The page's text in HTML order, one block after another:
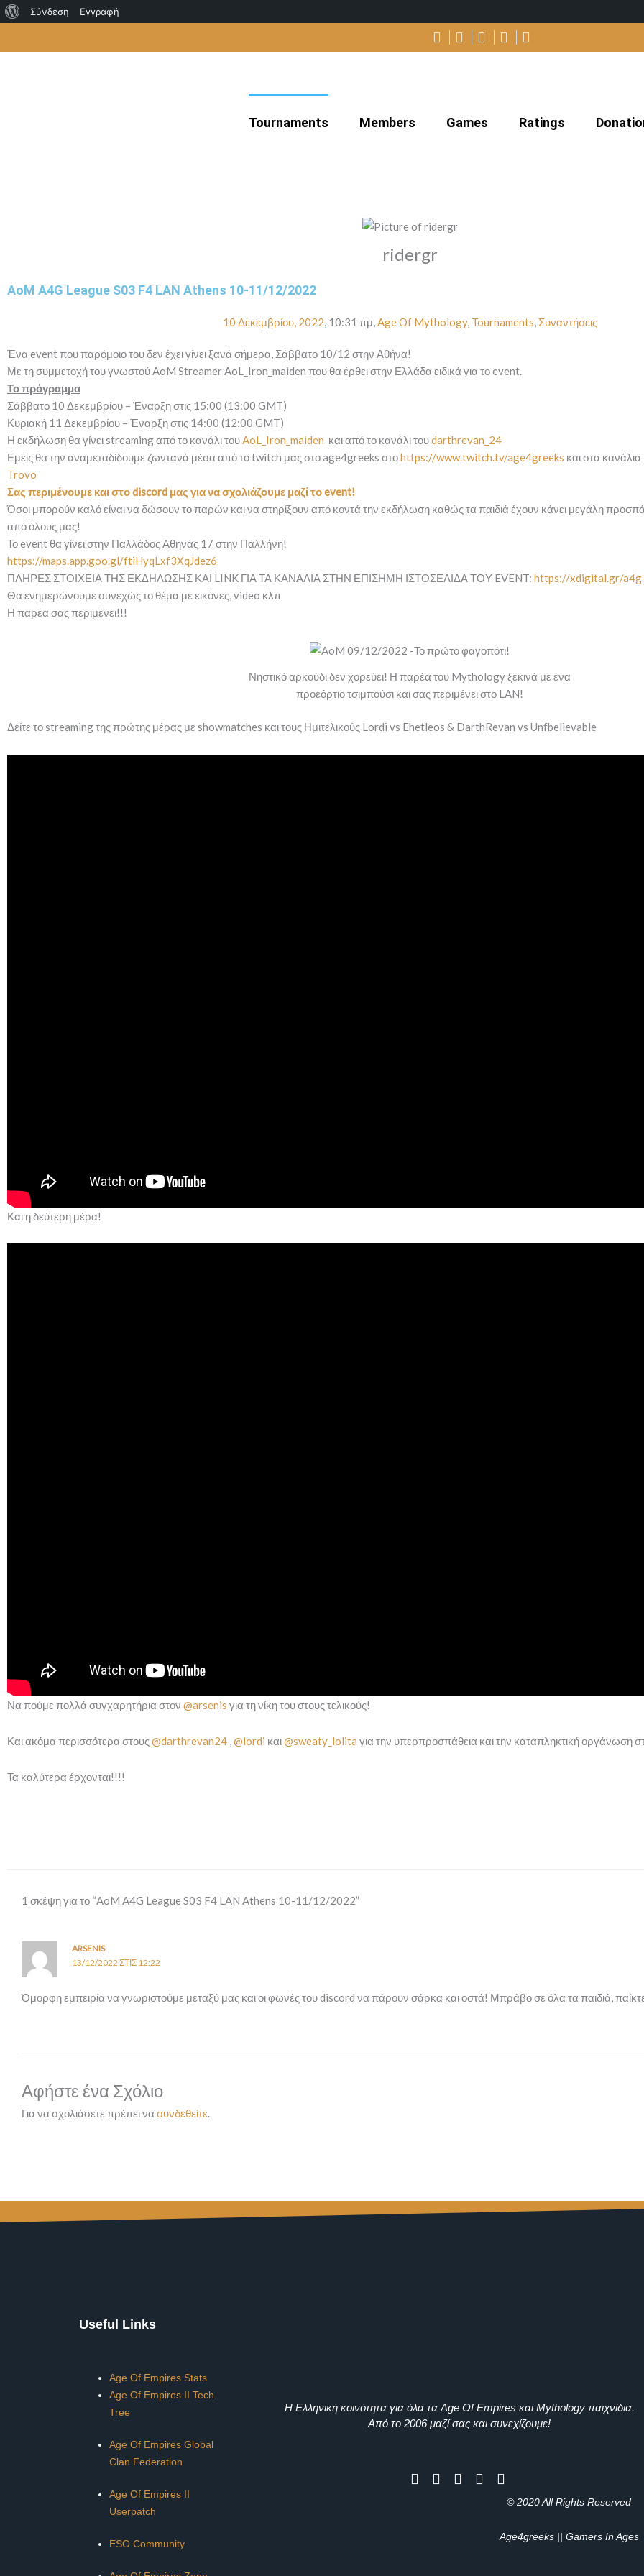
Σχετικά
Σύνδεση Εγγραφή
Tournaments Members Games Ratings
ridergr
AoM A4G League S03 F4 LAN Athens 10-11/12/2022
10 Δεκεμβρίου, 2022, 10:31 πμ,Age Of Mythology, Tournaments, Συναντήσεις
Ένα event που παρόμοιο του δεν έχει γίνει ξανά σήμερα, Σάββατο 10/12 στην Αθήνα!
Με τη συμμετοχή του γνωστού AoM Streamer AoL_Iron_maiden που θα έρθει στην Ελλάδα ειδικά για το event.
Το πρόγραμμα
Σάββατο 10 Δεκεμβρίου – Έναρξη στις 15:00 (13:00 GMT)
Κυριακή 11 Δεκεμβρίου – Έναρξη στις 14:00 (12:00 GMT)
Η εκδήλωση θα γίνει streaming από το κανάλι τουAoL_Iron_maiden και από το κανάλι τουdarthrevan_24
Εμείς θα την αναμεταδίδουμε ζωντανά μέσα από το twitch μας στο age4greeks στοhttps://www.twitch.tv/age4greeks και στα
Trovo
Σας περιμένουμε και στο discord μας για να σχολιάζουμε μαζί το event!
Όσοι μπορούν καλό είναι να δώσουν το παρών και να στηρίξουν από κοντά την εκδήλωση καθώς τα παιδιά έχουν κάνει μεγάλη
από όλους μας!
Το event θα γίνει στην Παλλάδος Αθηνάς 17 στην Παλλήνη!
https://maps.app.goo.gl/ftiHyqLxf3XqJdez6
ΠΛΗΡΕΣ ΣΤΟΙΧΕΙΑ ΤΗΣ ΕΚΔΗΛΩΣΗΣ ΚΑΙ LINK ΓΙΑ ΤΑ ΚΑΝΑΛΙΑ ΣΤΗΝ ΕΠΙΣΗΜΗ ΙΣΤΟΣΕΛΙΔΑ ΤΟΥ EVENT: https://xdigital.gr/
Θα ενημερώνουμε συνεχώς το θέμα με εικόνες, video κλπ
Η παρέα σας περιμένει!!!
Νηστικό αρκούδι δεν χορεύει! Η παρέα του Mythology ξεκινά με ένα
προεόρτιο τσιμπούσι και σας περιμένει στο LAN!
Δείτε το streaming της πρώτης μέρας με showmatches και τους Ημιτελικούς Lordi vs Ehetleos & DarthRevan vs Unfbelievable
Και η δεύτερη μέρα!
Να πούμε πολλά συγχαρητήρια στον @arsenis για τη νίκη του στους τελικούς!
Και ακόμα περισσότερα στους@darthrevan24 ,@lordi και@sweaty_lolita για την υπερπροσπάθεια και την καταπληκτική οργάνωση
Τα καλύτερα έρχονται!!!!
1 σκέψη για το “AoM A4G League S03 F4 LAN Athens 10-11/12/2022”
ARSENIS
13/12/2022 ΣΤΙΣ 12:22
Όμορφη εμπειρία να γνωριστούμε μεταξύ μας και οι φωνές του discord να πάρουν σάρκα και οστά! Μπράβο σε όλα τα παιδιά,
Αφήστε ένα Σχόλιο
Για να σχολιάσετε πρέπει να συνδεθείτε
Useful Links
Age Of Empires Stats
Age Of Empires II Tech
Tree
Age Of Empires Global
Clan Federation
Age Of Empires II
Userpatch
ESO Community
Η Ελληνική κοινότητα για όλα τα Age Of Empires και Mythology παιχνίδια.
Από το 2006 μαζί σας και συνεχίζουμε!
© 2020 All Rights Reserved
Age4greeks || Gamers In Ages